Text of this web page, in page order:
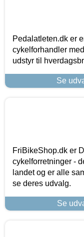
Pedalatleten.dk er
cykelforhandler
udstyr til
Se
FriBikeShop.dk er
cykelforretninger -
landet og er alle
se deres udvalg.
Se